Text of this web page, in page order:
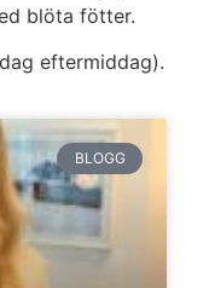
blöta fötter.
eftermiddag).
BLOGG